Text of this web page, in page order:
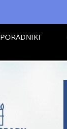
PORADNIKI